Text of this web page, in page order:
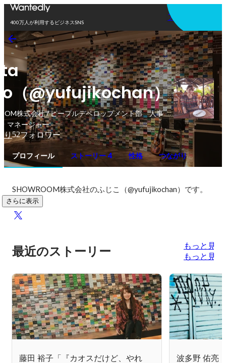
400万人が利用するビジネスSNS
アプリを使う
（@yufujikochan）
株式会社 / ピープルデベロップメント部 人事
マネージャー
り52フォロワー
プロフィール ストーリー 4 性格 つながり
SHOWROOM株式会社のふじこ（@yufujikochan）です。
さらに表示
最近のストーリー
もっと見る
もっと見る
藤田 裕子「『カオスだけど、やれ
波多野 佑亮